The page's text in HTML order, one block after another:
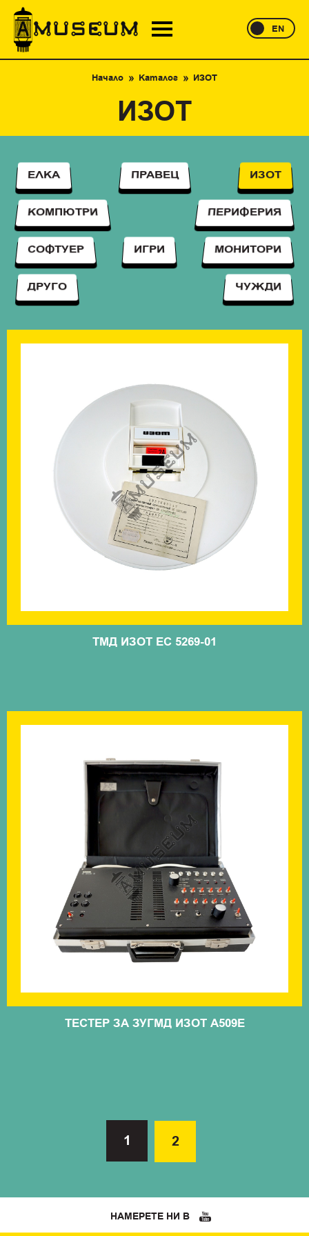
EN
Начало Каталог ИЗОТ
ИЗОТ
ЕЛКА ПРАВЕЦ ИЗОТ
КОМПЮТРИ ПЕРИФЕРИЯ
СОФТУЕР ИГРИ МОНИТОРИ
ДРУГО ЧУЖДИ
ТМД ИЗОТ ЕС 5269-01
ТЕСТЕР ЗА ЗУГМД ИЗОТ А509Е
1 2
НАМЕРЕТЕ НИ В